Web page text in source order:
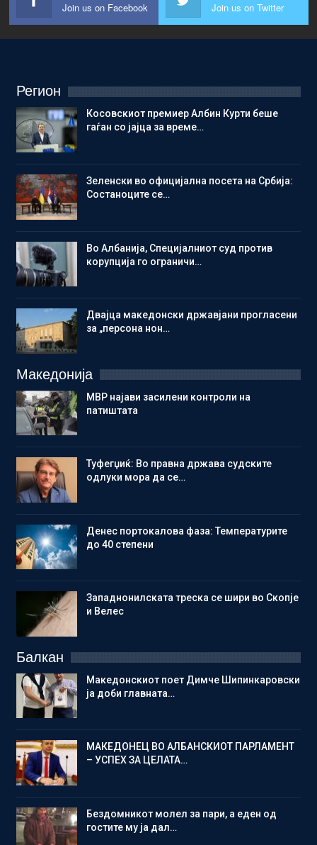
Join us on Facebook Join us on Twitter
Регион
Косовскиот премиер Албин Курти беше
гаѓан со јајца за време…
Зеленски во официјална посета на Србија:
Состаноците се…
Во Албанија, Специјалниот суд против
корупција го ограничи…
Двајца македонски државјани прогласени
за „персона нон…
Македонија
МВР најави засилени контроли на
патиштата
Туфегџиќ: Во правна држава судските
одлуки мора да се…
Денес портокалова фаза: Температурите
до 40 степени
Западнонилската треска се шири во Скопје
и Велес
Балкан
Македонскиот поет Димче Шипинкаровски
ја доби главната…
МАКЕДОНЕЦ ВО АЛБАНСКИОТ ПАРЛАМЕНТ
– УСПЕХ ЗА ЦЕЛАТА…
Бездомникот молел за пари, а еден од
гостите му ја дал…